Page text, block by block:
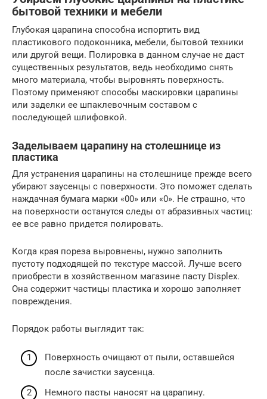
бытовой техники и мебели
Глубокая царапина способна испортить вид
пластикового подоконника, мебели, бытовой техники
или другой вещи. Полировка в данном случае не даст
существенных результатов, ведь необходимо снять
много материала, чтобы выровнять поверхность.
Поэтому применяют способы маскировки царапины
или заделки ее шпаклевочным составом с
последующей шлифовкой.
Заделываем царапину на столешнице из
пластика
Для устранения царапины на столешнице прежде всего
убирают заусенцы с поверхности. Это поможет сделать
наждачная бумага марки «00» или «0». Не страшно, что
на поверхности останутся следы от абразивных частиц:
ее все равно придется полировать.
Когда края пореза выровнены, нужно заполнить
пустоту подходящей по текстуре массой. Лучше всего
приобрести в хозяйственном магазине пасту Displex.
Она содержит частицы пластика и хорошо заполняет
повреждения.
Порядок работы выглядит так:
Поверхность очищают от пыли, оставшейся
после зачистки заусенца.
Немного пасты наносят на царапину.